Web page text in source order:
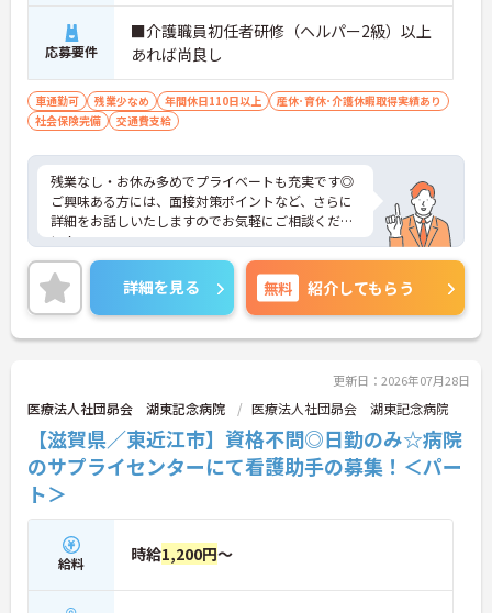
応募要件
■介護職員初任者研修（ヘルパー2級）以上
あれば尚良し
車通勤可 残業少なめ 年間休日110日以上
産休･育休･介護休暇取得実績あり
社会保険完備
交通費支給
残業なし・お休み多めでプライベートも充実です◎
ご興味ある方には、面接対策ポイントなど、さらに
詳細をお話しいたしますのでお気軽にご相談くださ
い！
詳細を見る 無料 紹介してもらう
更新日：2026年07月28日
医療法人社団昴会 湖東記念病院 医療法人社団昴会 湖東記念病院
【滋賀県／東近江市】資格不問◎日勤のみ☆病院
のサプライセンターにて看護助手の募集！＜パー
ト＞
給料 時給1,200円～